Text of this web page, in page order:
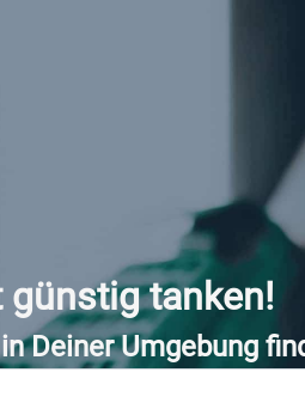
günstig tanken!
Deiner Umgebung